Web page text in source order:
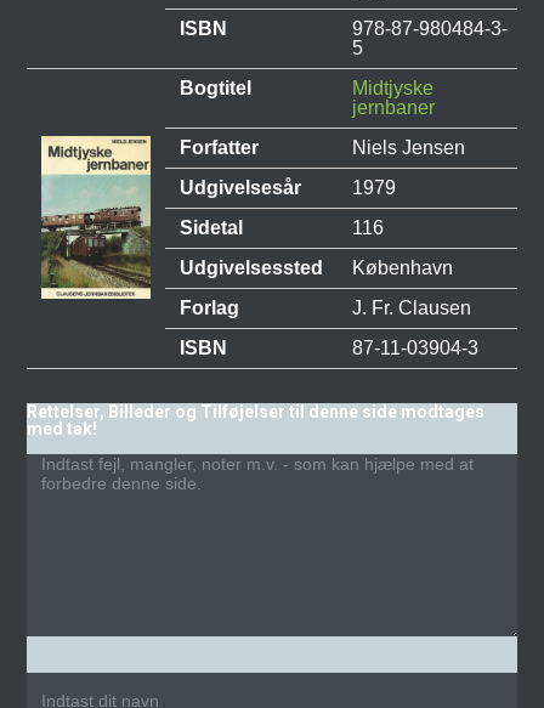
ISBN
978-87-980484-3-
5
Bogtitel
Midtjyske
jernbaner
Forfatter
Niels Jensen
Udgivelsesår
1979
Sidetal
116
Udgivelsessted
København
Forlag
J. Fr. Clausen
ISBN
87-11-03904-3
Rettelser, Billeder og Tilføjelser til denne side modtages
med tak!